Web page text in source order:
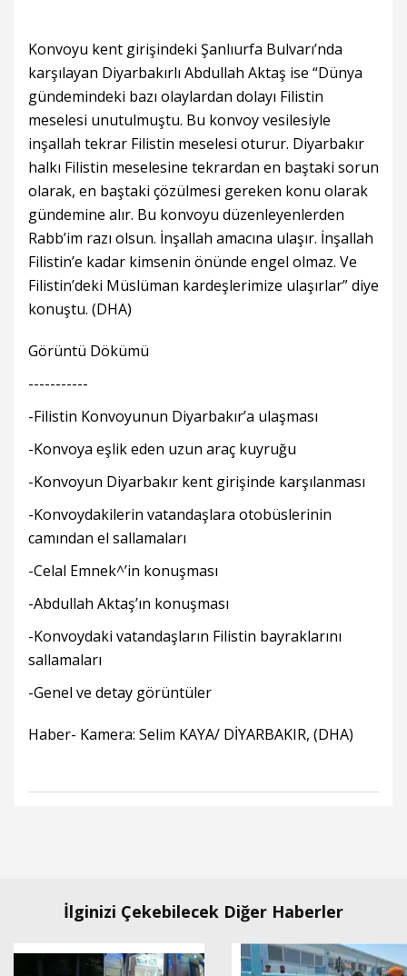
Konvoyu kent girişindeki Şanlıurfa Bulvarı’nda
karşılayan Diyarbakırlı Abdullah Aktaş ise “Dünya
gündemindeki bazı olaylardan dolayı Filistin
meselesi unutulmuştu. Bu konvoy vesilesiyle
inşallah tekrar Filistin meselesi oturur. Diyarbakır
halkı Filistin meselesine tekrardan en baştaki sorun
olarak, en baştaki çözülmesi gereken konu olarak
gündemine alır. Bu konvoyu düzenleyenlerden
Rabb’im razı olsun. İnşallah amacına ulaşır. İnşallah
Filistin’e kadar kimsenin önünde engel olmaz. Ve
Filistin’deki Müslüman kardeşlerimize ulaşırlar” diye
konuştu. (DHA)
Görüntü Dökümü
-----------
-Filistin Konvoyunun Diyarbakır’a ulaşması
-Konvoya eşlik eden uzun araç kuyruğu
-Konvoyun Diyarbakır kent girişinde karşılanması
-Konvoydakilerin vatandaşlara otobüslerinin
camından el sallamaları
-Celal Emnek^’in konuşması
-Abdullah Aktaş’ın konuşması
-Konvoydaki vatandaşların Filistin bayraklarını
sallamaları
-Genel ve detay görüntüler
Haber- Kamera: Selim KAYA/ DİYARBAKIR, (DHA)
İlginizi Çekebilecek Diğer Haberler